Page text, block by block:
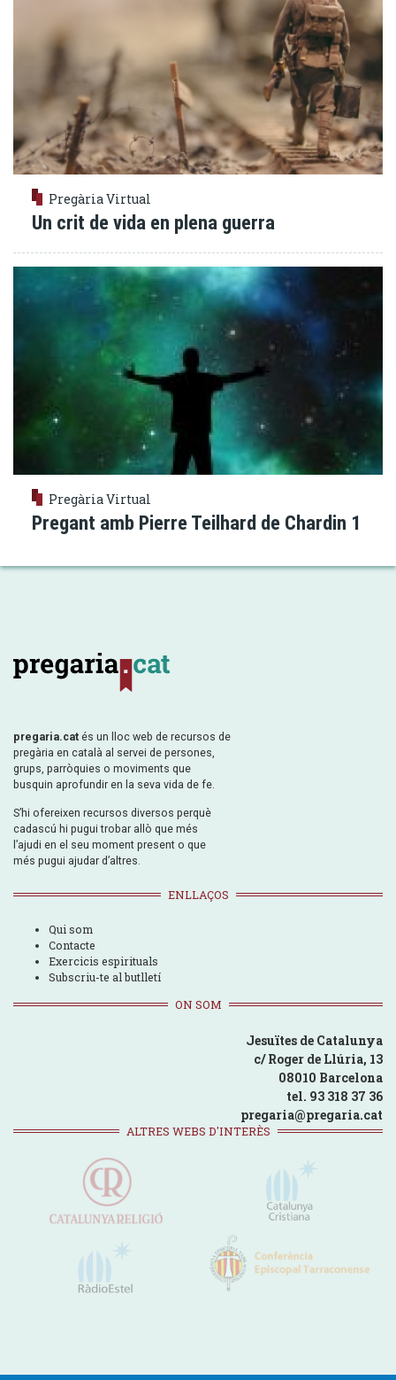
Pregària Virtual
Un crit de vida en plena guerra
Pregària Virtual
Pregant amb Pierre Teilhard de Chardin 1
pregaria.cat és un lloc web de recursos de
pregària en català al servei de persones,
grups, parròquies o moviments que
busquin aprofundir en la seva vida de fe.
S’hi ofereixen recursos diversos perquè
cadascú hi pugui trobar allò que més
l’ajudi en el seu moment present o que
més pugui ajudar d’altres.
ENLLAÇOS
Qui som
Contacte
Exercicis espirituals
Subscriu-te al butlletí
ON SOM
Jesuïtes de Catalunya
c/ Roger de Llúria, 13
08010 Barcelona
tel. 93 318 37 36
pregaria@pregaria.cat
ALTRES WEBS D'INTERÈS